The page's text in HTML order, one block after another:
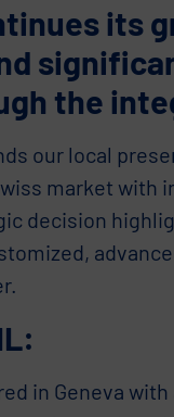
its
the
our local
market with
decision
in Geneva